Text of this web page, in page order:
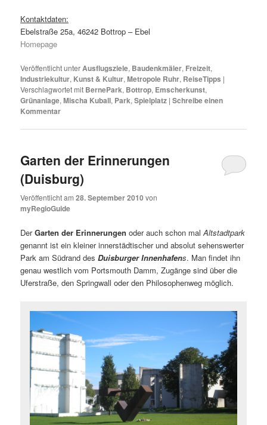
Kontaktdaten:
Ebelstraße 25a, 46242 Bottrop – Ebel
Homepage
Veröffentlicht unterAusflugsziele, Baudenkmäler, Freizeit,
Industriekultur, Kunst & Kultur,Metropole Ruhr, ReiseTipps |
Verschlagwortet mit BernePark, Bottrop, Emscherkunst,
Grünanlage,Mischa Kuball, Park,Spielplatz |Schreibe einen
Kommentar
Garten der Erinnerungen
(Duisburg)
Veröffentlicht am28. September 2010 von
myRegioGuide
DerGarten der Erinnerungen oder auch schon malAltstadtpark
genannt ist ein kleiner innerstädtischer und absolut sehenswerter
Park am Südrand desDuisburger Innenhafens. Man findet ihn
genau westlich vom Portsmouth Damm, Zugänge sind über die
Uferstraße, den Springwall oder den Philosophenweg möglich.